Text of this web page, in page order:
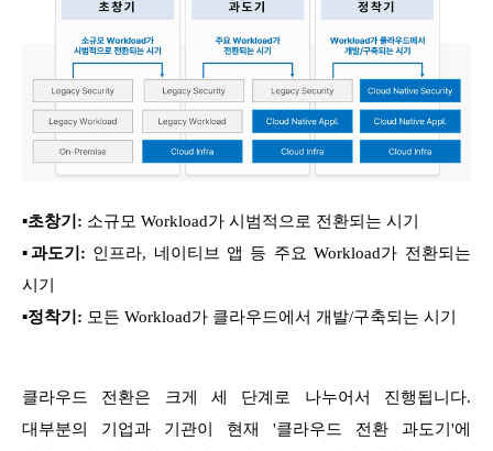
▪초창기: 소규모 Workload가 시범적으로 전환되는 시기
▪과도기: 인프라, 네이티브 앱 등 주요 Workload가 전환되는
시기
▪정착기: 모든 Workload가 클라우드에서 개발/구축되는 시기
클라우드 전환은 크게 세 단계로 나누어서 진행됩니다.
대부분의 기업과 기관이 현재 '클라우드 전환 과도기'에